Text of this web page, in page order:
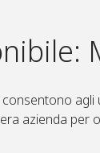
agli
azienda per